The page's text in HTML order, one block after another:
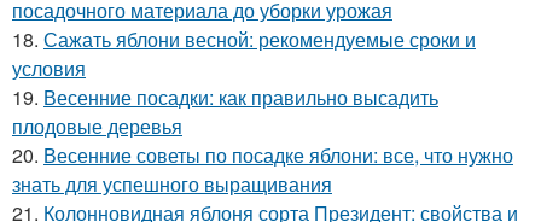
посадочного материала до уборки урожая
18. Сажать яблони весной: рекомендуемые сроки и
условия
19. Весенние посадки: как правильно высадить
плодовые деревья
20. Весенние советы по посадке яблони: все, что нужно
знать для успешного выращивания
21. Колонновидная яблоня сорта Президент: свойства и